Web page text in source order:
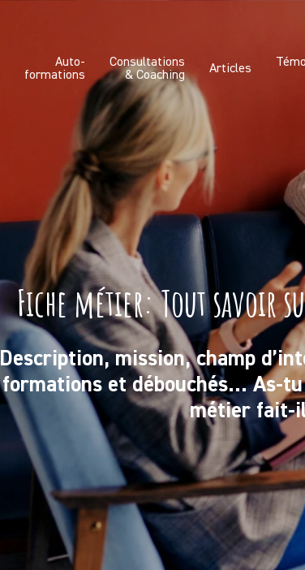
Auto-
formations
Consultations
& Coaching
Articles
Fiche métier: Tout savoir
Description, mission, champ
formations et débouchés… As-tu
métier fait-